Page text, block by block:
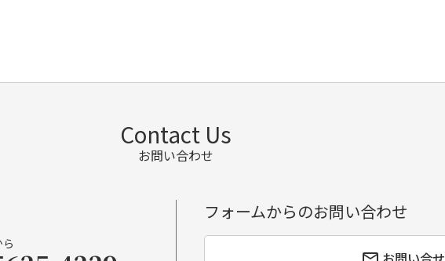
Contact Us
お問い合わせ
フォームからのお問い合わせ